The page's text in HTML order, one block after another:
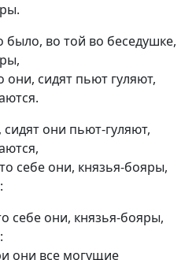
было, во той во беседушке,
они, сидят пьют гуляют,
сидят они пьют-гуляют,
себе они, князья-бояры,
себе они, князья-бояры,
они все могущие